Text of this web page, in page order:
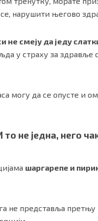
се, нарушити његово
не смеју да једу
у страху за
могу да се опусте и
не једна, него
шаргарепе и
не представља